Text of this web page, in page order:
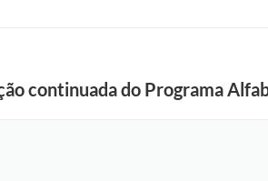
continuada do Programa